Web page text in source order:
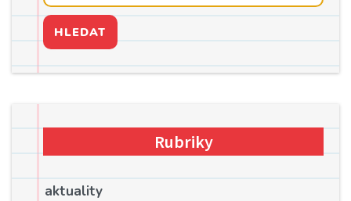
HLEDAT
Rubriky
aktuality